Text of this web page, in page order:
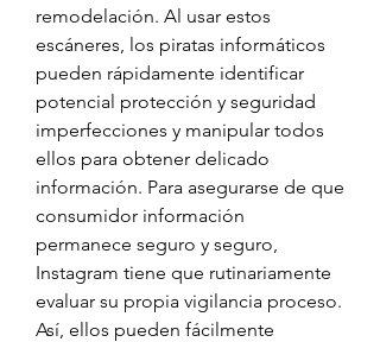
remodelación. Al usar estos
escáneres, los piratas informáticos
pueden rápidamente identificar
potencial protección y seguridad
imperfecciones y manipular todos
ellos para obtener delicado
información. Para asegurarse de que
consumidor información
permanece seguro y seguro,
Instagram tiene que rutinariamente
evaluar su propia vigilancia proceso.
Así, ellos pueden fácilmente